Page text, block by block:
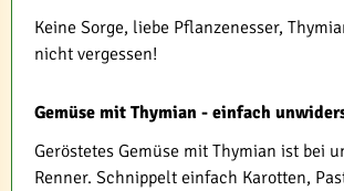
Keine Sorge, liebe Pflanzenesser,
nicht vergessen!
Gemüse mit Thymian - einfach
Geröstetes Gemüse mit Thymian ist bei
Renner. Schnippelt einfach Karotten,